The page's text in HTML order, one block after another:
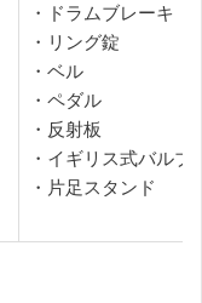
・ドラムブレーキ
・リング錠
・ベル
・ペダル
・反射板
・イギリス式バルブ
・片足スタンド